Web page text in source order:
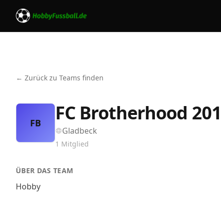
← Zurück zu Teams finden
FB FC Brotherhood
Gladbeck
1 Mitglied
ÜBER DAS TEAM
Hobby